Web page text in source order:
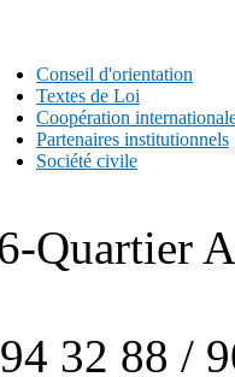
Conseil d'orientation
Textes de Loi
Coopération
Partenaires institutionnels
Société civile
Quartier
32 88 /